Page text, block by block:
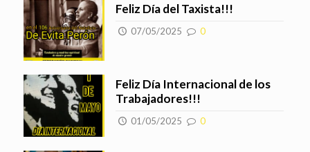
Feliz Día del Taxista!!!
07/05/2025 0
Feliz Día Internacional de los
Trabajadores!!!
01/05/2025 0